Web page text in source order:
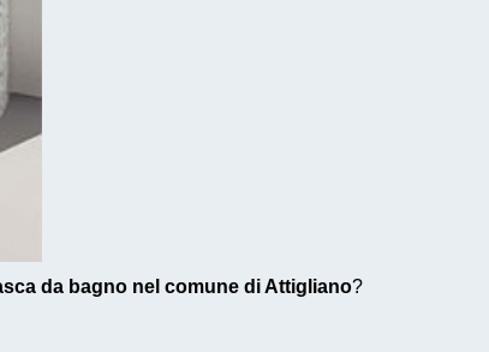
da bagno nel comune di Attigliano?